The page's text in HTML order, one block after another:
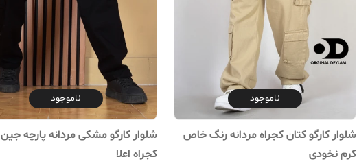
ناموجود
شلوار کارگو کتان کجراه مردانه رنگ خاص
کرم نخودی
ناموجود
شلوار کارگو مشکی مردانه پارچه جین
کجراه اعلا